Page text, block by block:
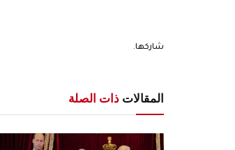
شاركها.
المقالات ذات الصلة